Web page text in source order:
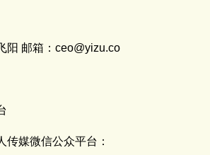
阳 邮箱：ceo@yizu.co
传媒微信公众平台：